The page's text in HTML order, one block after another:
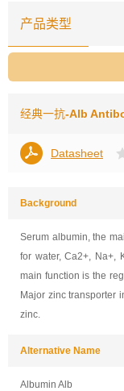
产品类型
经典一抗-Alb
Datasheet
Background
Serum albumin, the
for water, Ca2+, Na+,
main function is the
Major zinc transporter
zinc.
Alternative Name
Albumin Alb